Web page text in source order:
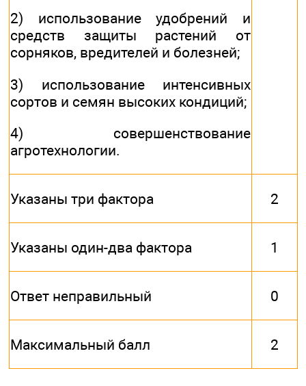
2) использование удобрений и
средств защиты растений от
сорняков, вредителей и болезней;
3) использование интенсивных
сортов и семян высоких кондиций;
4) совершенствование
агротехнологии.
Указаны три фактора 2
Указаны один-два фактора 1
Ответ неправильный 0
Максимальный балл 2